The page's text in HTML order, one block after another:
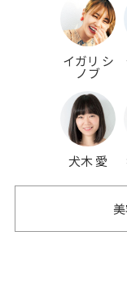
イガリ シ
ノブ
犬木 愛